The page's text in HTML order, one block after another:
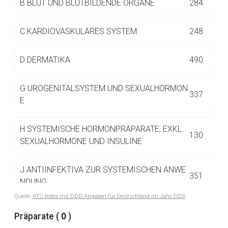
B BLUT UND BLUTBILDENDE ORGANE 284
C KARDIOVASKULÄRES SYSTEM 248
D DERMATIKA 490
G UROGENITALSYSTEM UND SEXUALHORMON
E
337
H SYSTEMISCHE HORMONPRÄPARATE, EXKL.
SEXUALHORMONE UND INSULINE
130
J ANTIINFEKTIVA ZUR SYSTEMISCHEN ANWE
NDUNG
351
ANTINEOPLASTISCHE UND IMMUNMODULIE
RENDE MITTEL
Quelle: ATC-Index mit DDD-Angaben für Deutschland im Jahr 2026
Präparate ( 0 )
Zur Seite